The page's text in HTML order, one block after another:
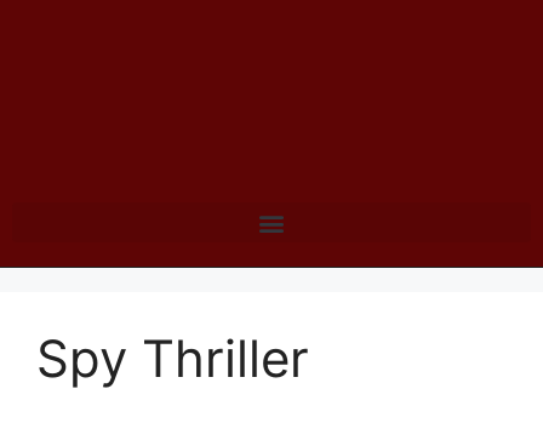
Spy Thriller